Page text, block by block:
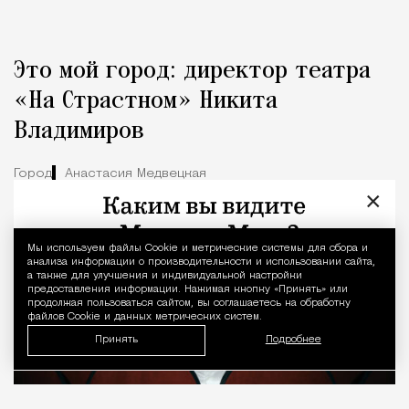
Уведомление
Мы используем файлы Сookie и метрические системы для сбора и
анализа информации о производительности и использовании сайта,
а также для улучшения и индивидуальной настройки
предоставления информации. Нажимая кнопку «Принять» или
продолжая пользоваться сайтом, вы соглашаетесь на обработку
файлов Cookie и данных метрических систем.
Принять Подробнее
Это мой город: директор театра
«На Страстном» Никита
Владимиров
Город Анастасия Медвецкая
×